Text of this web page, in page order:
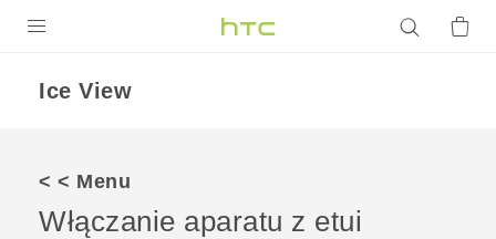
Ice View
< < Menu
Włączanie aparatu z etui